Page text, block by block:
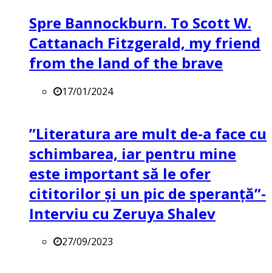
Spre Bannockburn. To Scott W.
Cattanach Fitzgerald, my friend
from the land of the brave
17/01/2024
”Literatura are mult de-a face cu
schimbarea, iar pentru mine
este important să le ofer
cititorilor și un pic de speranță”-
Interviu cu Zeruya Shalev
27/09/2023